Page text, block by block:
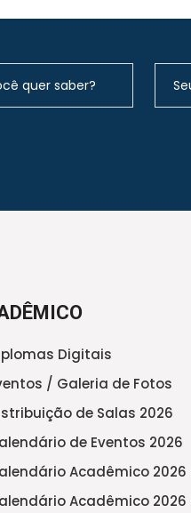
Digitais
/ Galeria de Fotos
de Salas 2026
de Eventos 2026
Acadêmico 2026
Acadêmico 2026